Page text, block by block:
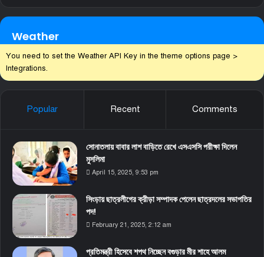
Weather
You need to set the Weather API Key in the theme options page >
Integrations.
Popular Recent Comments
সোনাতলায় বাবার লাশ বাড়িতে রেখে এসএসসি পরীক্ষা দিলেন
মুসলিমা
April 15, 2025, 9:53 pm
সিংড়ায় ছাত্রলীগের ক্রীড়া সম্পাদক পেলেন ছাত্রদলের সভাপতির
পদ!
February 21, 2025, 2:12 am
প্রতিমন্ত্রী হিসেবে শপথ নিচ্ছেন বগুড়ার মীর শাহে আলম